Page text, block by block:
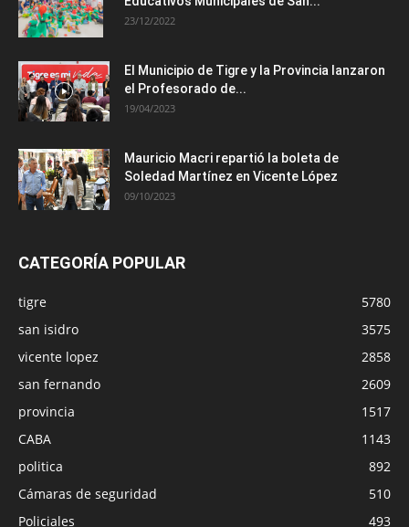
23/12/2022
El Municipio de Tigre y la Provincia lanzaron
el Profesorado de...
19/04/2023
Mauricio Macri repartió la boleta de
Soledad Martínez en Vicente López
09/10/2023
CATEGORÍA POPULAR
tigre
5780
san isidro
3575
vicente lopez
2858
san fernando
2609
provincia
1517
CABA
1143
politica
892
Cámaras de seguridad
510
Policiales
493